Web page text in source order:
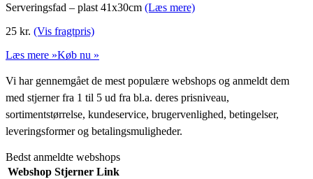
Serveringsfad – plast 41x30cm (Læs mere)
25 kr. (Vis fragtpris)
Læs mere »Køb nu »
Vi har gennemgået de mest populære webshops og anmeldt dem
med stjerner fra 1 til 5 ud fra bl.a. deres prisniveau,
sortimentstørrelse, kundeservice, brugervenlighed, betingelser,
leveringsformer og betalingsmuligheder.
Bedst anmeldte webshops
Webshop Stjerner Link